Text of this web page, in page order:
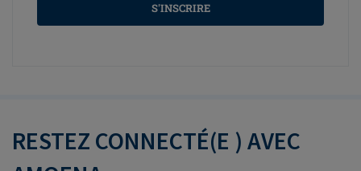
S'INSCRIRE
RESTEZ CONNECTÉ(E ) AVEC